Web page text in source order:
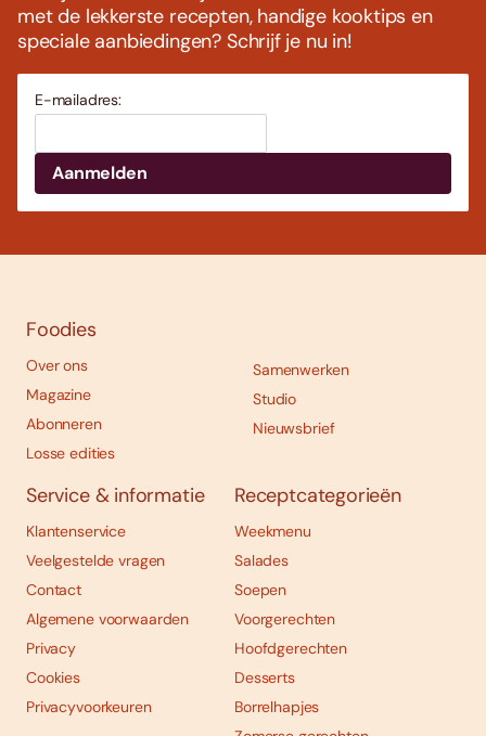
met de lekkerste recepten, handige kooktips en
speciale aanbiedingen? Schrijf je nu in!
E-mailadres:
Foodies
Over ons
Magazine
Abonneren
Losse edities
Samenwerken
Studio
Nieuwsbrief
Service & informatie
Klantenservice
Veelgestelde vragen
Contact
Algemene voorwaarden
Privacy
Cookies
Privacyvoorkeuren
Receptcategorieën
Weekmenu
Salades
Soepen
Voorgerechten
Hoofdgerechten
Desserts
Borrelhapjes